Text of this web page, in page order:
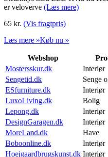
er veloverve (Læs mere)
65 kr. (Vis fragtpris)
Læs mere »Køb nu »
Webshop
Mostersskur.dk
Interiør
Sengetid.dk
Senge
ESfurniture.dk
Interiør
LuxoLiving.dk
Bolig
Lepong.dk
Interiør
DesignGaragen.dk
Interiør
MoreLand.dk
Have
Boboonline.dk
Interiør
Hoejgaardbrugskunst.dk Interiør